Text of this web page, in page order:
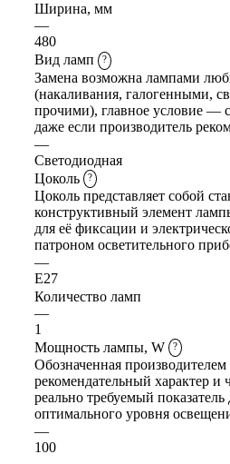
Ширина, мм
—
480
Вид ламп
?
Замена возможна лампами
(накаливания, галогенными,
прочими), главное условие —
даже если производитель
—
Светодиодная
Цоколь
?
Цоколь представляет собой
конструктивный элемент
для её фиксации и
патроном осветительного
—
E27
Количество ламп
—
1
Мощность лампы, W
?
Обозначенная
рекомендательный характер и
реально требуемый
оптимального уровня
—
100